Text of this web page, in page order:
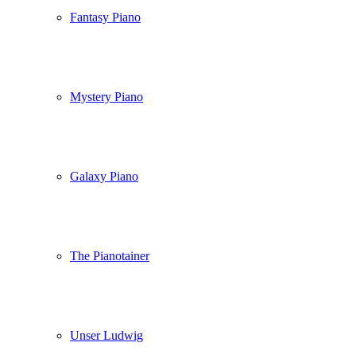
Fantasy Piano
Mystery Piano
Galaxy Piano
The Pianotainer
Unser Ludwig